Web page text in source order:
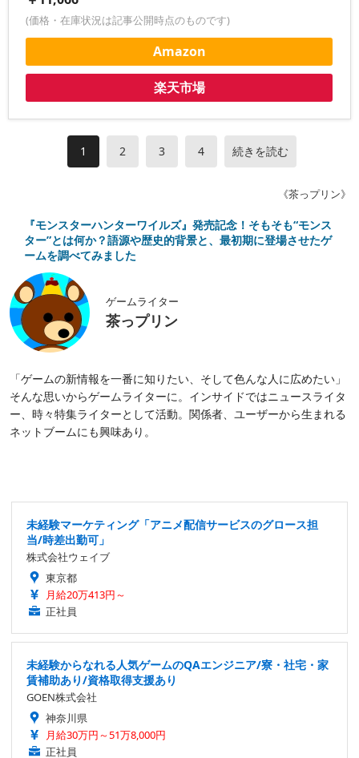
(価格・在庫状況は記事公開時点のものです)
Amazon
楽天市場
1 2 3 4 続きを読む
《茶っプリン》
『モンスターハンターワイルズ』発売記念！そもそも“モンス
ター”とは何か？語源や歴史的背景と、最初期に登場させたゲ
ームを調べてみました
ゲームライター
茶っプリン
「ゲームの新情報を一番に知りたい、そして色んな人に広めたい」
そんな思いからゲームライターに。インサイドではニュースライタ
ー、時々特集ライターとして活動。関係者、ユーザーから生まれる
ネットブームにも興味あり。
未経験マーケティング「アニメ配信サービスのグロース担
当/時差出勤可」
株式会社ウェイブ
東京都
月給20万413円～
正社員
未経験からなれる人気ゲームのQAエンジニア/寮・社宅・家
賃補助あり/資格取得支援あり
GOEN株式会社
神奈川県
月給30万円～51万8,000円
正社員